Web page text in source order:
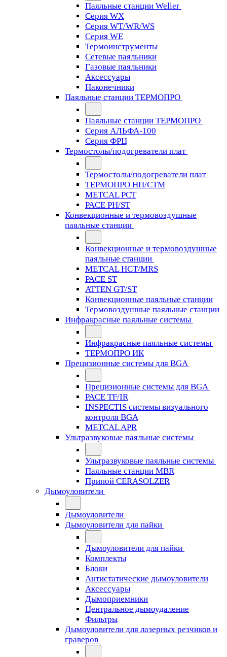
Паяльные станции Weller
Серия WX
Серия WT/WR/WS
Серия WE
Термоинструменты
Сетевые паяльники
Газовые паяльники
Аксессуары
Наконечники
Паяльные станции ТЕРМОПРО
Паяльные станции ТЕРМОПРО
Серия АЛЬФА-100
Серия ФРЦ
Термостолы/подогреватели плат
Термостолы/подогреватели плат
ТЕРМОПРО НП/СТМ
METCAL PCT
PACE PH/ST
Конвекционные и термовоздушные
паяльные станции
Конвекционные и термовоздушные
паяльные станции
METCAL HCT/MRS
PACE ST
ATTEN GT/ST
Конвекционные паяльные станции
Термовоздушные паяльные станции
Инфракрасные паяльные системы
Инфракрасные паяльные системы
ТЕРМОПРО ИК
Прецизионные системы для BGA
Прецизионные системы для BGA
PACE TF/IR
INSPECTIS системы визуального
контроля BGA
METCAL APR
Ультразвуковые паяльные системы
Ультразвуковые паяльные системы
Паяльные станции MBR
Припой CERASOLZER
Дымоуловители
Дымоуловители
Дымоуловители для пайки
Дымоуловители для пайки
Комплекты
Блоки
Антистатические дымоуловители
Аксессуары
Дымоприемники
Центральное дымоудаление
Фильтры
Дымоуловители для лазерных резчиков и
граверов